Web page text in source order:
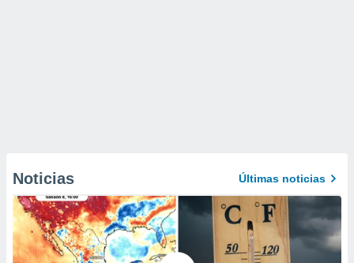
Noticias Últimas noticias